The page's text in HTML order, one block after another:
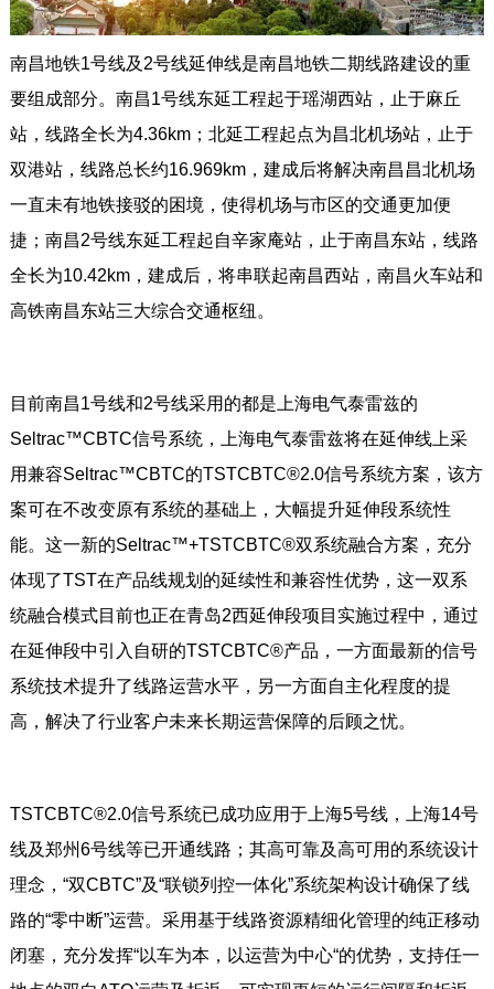
南昌地铁1号线及2号线延伸线是南昌地铁二期线路建设的重
要组成部分。南昌1号线东延工程起于瑶湖西站，止于麻丘
站，线路全长为4.36km；北延工程起点为昌北机场站，止于
双港站，线路总长约16.969km，建成后将解决南昌昌北机场
一直未有地铁接驳的困境，使得机场与市区的交通更加便
捷；南昌2号线东延工程起自辛家庵站，止于南昌东站，线路
全长为10.42km，建成后，将串联起南昌西站，南昌火车站和
高铁南昌东站三大综合交通枢纽。
目前南昌1号线和2号线采用的都是上海电气泰雷兹的
Seltrac™CBTC信号系统，上海电气泰雷兹将在延伸线上采
用兼容Seltrac™CBTC的TSTCBTC®2.0信号系统方案，该方
案可在不改变原有系统的基础上，大幅提升延伸段系统性
能。这一新的Seltrac™+TSTCBTC®双系统融合方案，充分
体现了TST在产品线规划的延续性和兼容性优势，这一双系
统融合模式目前也正在青岛2西延伸段项目实施过程中，通过
在延伸段中引入自研的TSTCBTC®产品，一方面最新的信号
系统技术提升了线路运营水平，另一方面自主化程度的提
高，解决了行业客户未来长期运营保障的后顾之忧。
TSTCBTC®2.0信号系统已成功应用于上海5号线，上海14号
线及郑州6号线等已开通线路；其高可靠及高可用的系统设计
理念，“双CBTC”及“联锁列控一体化”系统架构设计确保了线
路的“零中断”运营。采用基于线路资源精细化管理的纯正移动
闭塞，充分发挥“以车为本，以运营为中心“的优势，支持任一